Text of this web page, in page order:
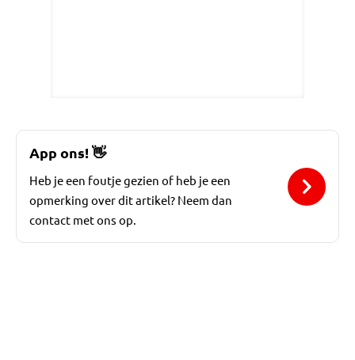
App ons!👋
Heb je een foutje gezien of heb je een
opmerking over dit artikel? Neem dan
contact met ons op.